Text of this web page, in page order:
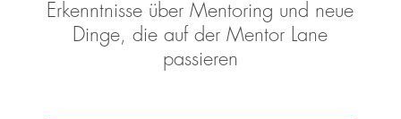
Erkenntnisse über Mentoring und neue
Dinge, die auf der Mentor Lane
passieren